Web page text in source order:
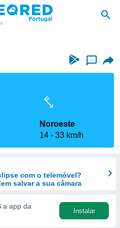
...
Noroeste
14
33 km/h
com o telemóvel?
salvar a sua câmara
a app da
Instalar